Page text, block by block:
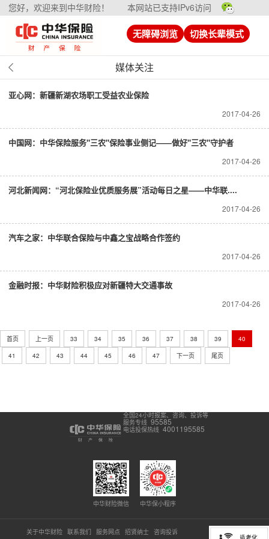
您好，欢迎来到中华财险！ 本网站已支持IPv6访问
无障碍浏览 切换长辈模式
媒体关注
亚心网：新疆新湖农场职工受益农业保险
2017-04-26
中国网：中华保险服务"三农"保险事业侧记——做好"三农"守护者
2017-04-26
河北新闻网：“河北保险业优质服务展”活动每日之星——中华联....
2017-04-26
汽车之家：中华联合保险与中鑫之宝战略合作签约
2017-04-26
金融时报：中华财险积极应对新疆特大交通事故
2017-04-26
首页 上一页 33 34 35 36 37 38 39
40
41
42 43 44 45 46 47 下一页 尾页
全国24小时报案、咨询、投诉等
服务专线 95585
电话投保热线 4001195585
中华财险微信 中华保小程序
关于中华财险 联系我们 服务网点 招贤纳士 咨询投诉